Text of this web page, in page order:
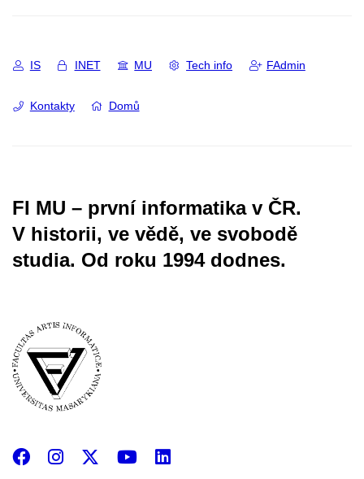
IS INET MU Tech info FAdmin
Kontakty Domů
FI MU – první informatika v ČR.
V historii, ve vědě, ve svobodě
studia. Od roku 1994 dodnes.
Facebook
InstagramYouTube